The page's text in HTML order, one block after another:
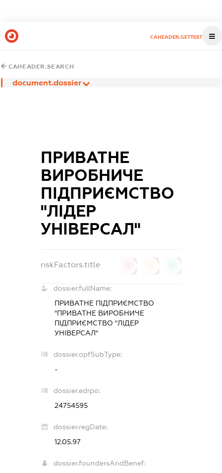
CAHEADER.GETTEST
CAHEADER.SEARCH
document.dossier
ПРИВАТНЕ
ВИРОБНИЧЕ
ПІДПРИЄМСТВО
"ЛІДЕР
УНІВЕРСАЛ"
riskFactors.title
dossier.fullName:
ПРИВАТНЕ ПІДПРИЄМСТВО
"ПРИВАТНЕ ВИРОБНИЧЕ
ПІДПРИЄМСТВО "ЛІДЕР
УНІВЕРСАЛ"
dossier.opfSubType:
-
dossier.edrpo:
24754595
dossier.regDate:
12.05.97
dossier.foundersAndBenef: